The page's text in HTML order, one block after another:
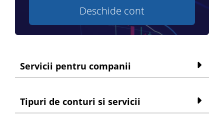
Deschide cont
Servicii pentru companii
Tipuri de conturi si servicii